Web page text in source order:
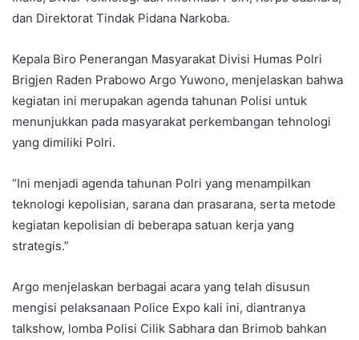
dan Direktorat Tindak Pidana Narkoba.
Kepala Biro Penerangan Masyarakat Divisi Humas Polri
Brigjen Raden Prabowo Argo Yuwono, menjelaskan bahwa
kegiatan ini merupakan agenda tahunan Polisi untuk
menunjukkan pada masyarakat perkembangan tehnologi
yang dimiliki Polri.
“Ini menjadi agenda tahunan Polri yang menampilkan
teknologi kepolisian, sarana dan prasarana, serta metode
kegiatan kepolisian di beberapa satuan kerja yang
strategis.”
Argo menjelaskan berbagai acara yang telah disusun
mengisi pelaksanaan Police Expo kali ini, diantranya
talkshow, lomba Polisi Cilik Sabhara dan Brimob bahkan